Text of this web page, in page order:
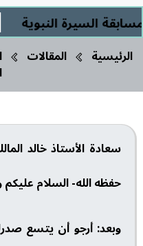
السيرة النبوية
|
الرئيسية المقالات
سعادة الأستاذ خالد
حفظه الله- السلام عليكم
وبعد: أرجو أن يتسع